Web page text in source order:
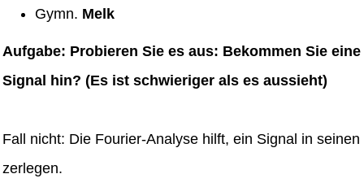
Gymn. Melk
Aufgabe: Probieren Sie es aus: Bekommen Sie
Signal hin? (Es ist schwieriger als es aussieht)
Fall nicht: Die Fourier-Analyse hilft, ein Signal in
zerlegen.